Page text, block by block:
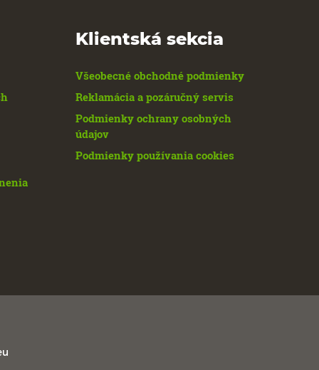
Klientská sekcia
Všeobecné obchodné podmienky
Reklamácia a pozáručný servis
Podmienky ochrany osobných
údajov
Podmienky používania cookies